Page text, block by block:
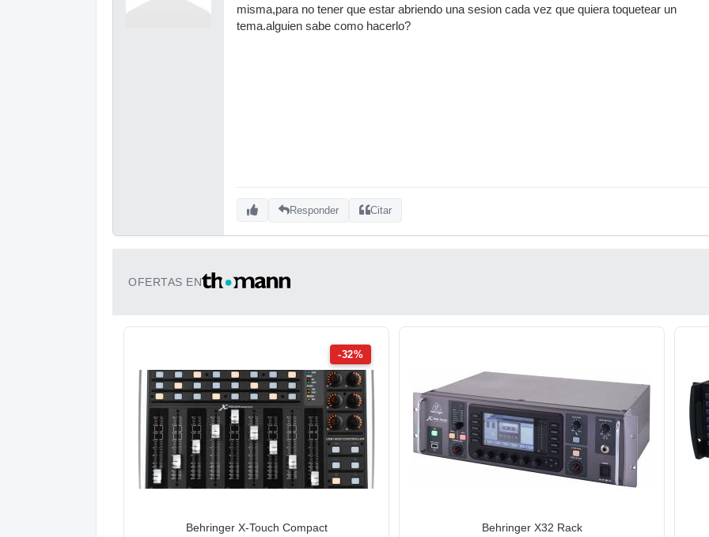
misma,para no tener que estar abriendo una sesion cada vez que quiera toquetear un
tema.alguien sabe como hacerlo?
Responder Citar
OFERTAS EN
-32%
Behringer X-Touch Compact Behringer X32 Rack